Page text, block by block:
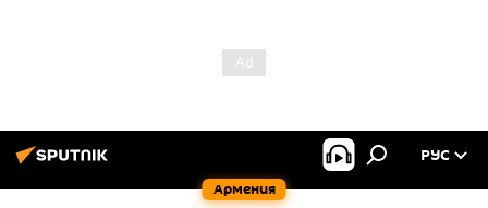
Армения
РУС